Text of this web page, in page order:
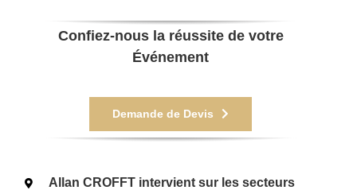
Confiez-nous la réussite de votre
Événement
Demande de Devis
Allan CROFFT intervient sur les secteurs